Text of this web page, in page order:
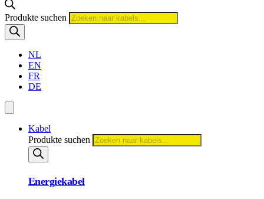
Produkte suchen
NL
EN
FR
DE
Kabel
Produkte suchen
Energiekabel